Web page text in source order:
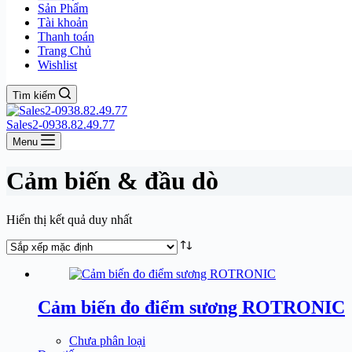
Sản Phẩm
Tài khoản
Thanh toán
Trang Chủ
Wishlist
Tìm kiếm
Sales2-0938.82.49.77
Menu
Cảm biến & đầu dò
Hiển thị kết quả duy nhất
Cảm biến đo điểm sương ROTRONIC
Chưa phân loại